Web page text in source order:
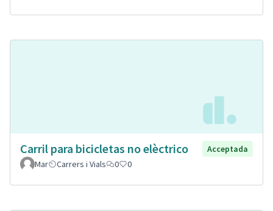
Carril para bicicletas no elèctrico
Acceptada
Mar
Carrers i Vials 0 0